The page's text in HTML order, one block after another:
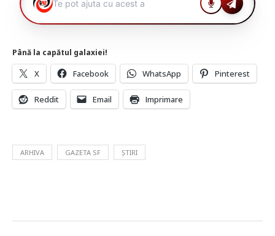
Până la capătul galaxiei!
X Facebook WhatsApp Pinterest
Reddit Email Imprimare
ARHIVA GAZETA SF ȘTIRI